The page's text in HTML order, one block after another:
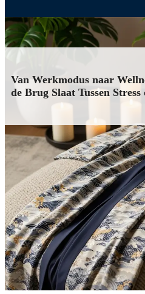
Van Werkmodus naar
de Brug Slaat Tussen